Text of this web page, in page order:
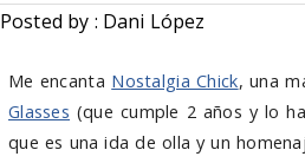
Posted by : Dani López
Me encanta Nostalgia Chick, una
Glasses (que cumple 2 años y lo
que es una ida de olla y un